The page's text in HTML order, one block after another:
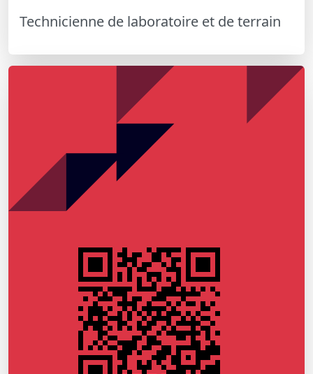
Technicienne de laboratoire et de terrain